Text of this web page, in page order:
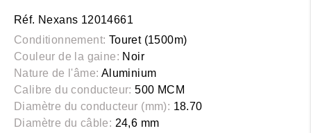
Réf. Nexans 12014661
Conditionnement: Touret (1500m)
Couleur de la gaine: Noir
Nature de l'âme: Aluminium
Calibre du conducteur: 500 MCM
Diamètre du conducteur (mm): 18.70
Diamètre du câble: 24,6 mm